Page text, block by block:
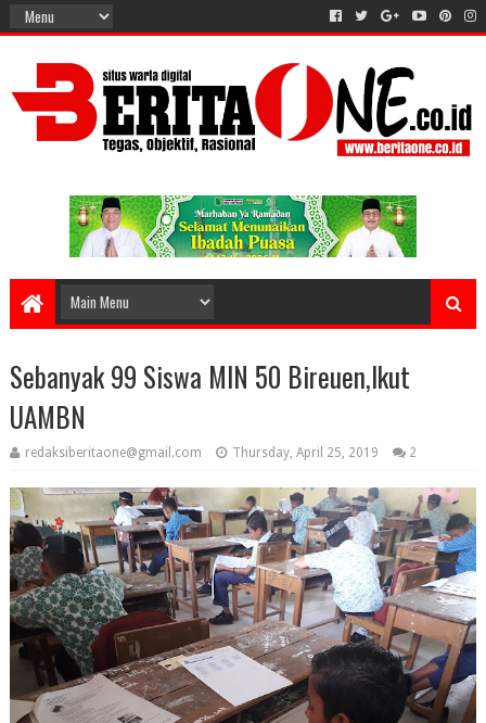
Sebanyak 99 Siswa MIN 50 Bireuen,Ikut
UAMBN
redaksiberitaone@gmail.com Thursday, April 25, 2019 2